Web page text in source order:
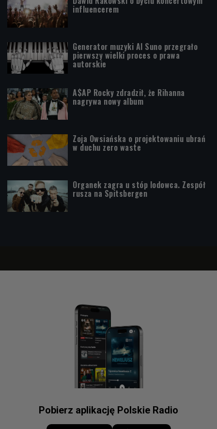
influencerem
Generator muzyki AI Suno przegrało
pierwszy wielki proces o prawa
autorskie
A$AP Rocky zdradził, że Rihanna
nagrywa nowy album
Zoja Owsiańska o projektowaniu ubrań
w duchu zero waste
Organek zagra u stóp lodowca. Zespół
rusza na Spitsbergen
Pobierz aplikację Polskie Radio